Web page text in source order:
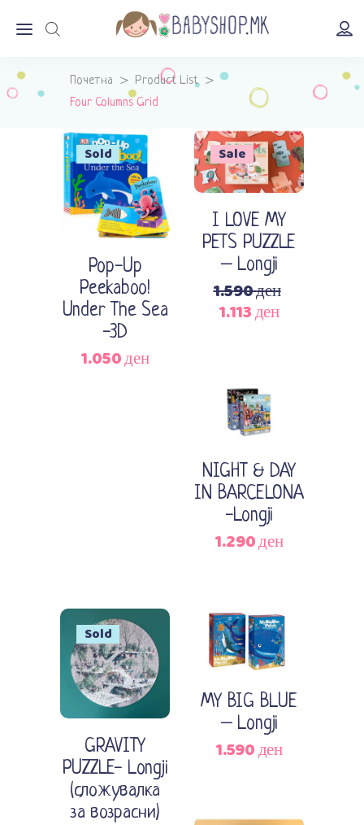
Почетна > Product List>
Four Columns Grid
Sold
Прочитај повеќе
Pop-Up
Peekaboo!
Under The Sea
-3D
1.050ден
Sale
Додади во кошничка
I LOVE MY
PETS PUZZLE
– Longji
1.590ден
1.113денCurrent
Додади во кошничка
NIGHT & DAY
IN BARCELONA
-Longji
1.290ден
Sold
Прочитај повеќе
GRAVITY
PUZZLE- Longji
(сложувалка
за возрасни)
Додади во кошничка
MY BIG BLUE
– Longji
1.590ден